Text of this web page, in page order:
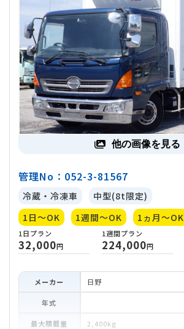
他の画像を見る
管理No：052-3-81567
冷蔵・冷凍車
中型(8t限定)
1日～OK
1週間～OK 1ヵ月～OK
メーカー 日野
年式
最大積載量 2,400kg